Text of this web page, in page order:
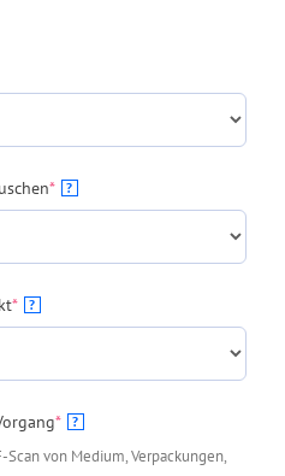
*(required)
?
*(required)
?
*(required)
?
von Medium, Verpackungen,